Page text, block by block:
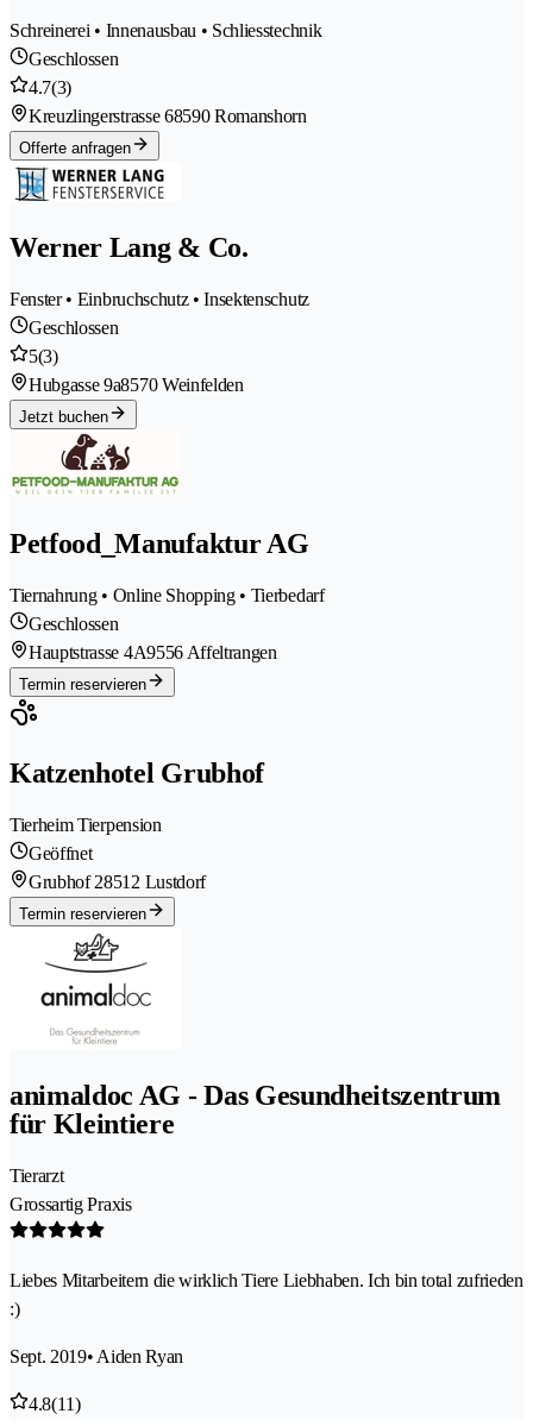
Schreinerei • Innenausbau • Schliesstechnik
Geschlossen
4.7(3)
Kreuzlingerstrasse 68590 Romanshorn
Offerte anfragen
Werner Lang & Co.
Fenster • Einbruchschutz • Insektenschutz
Geschlossen
5(3)
Hubgasse 9a8570 Weinfelden
Jetzt buchen
Petfood_Manufaktur AG
Tiernahrung • Online Shopping • Tierbedarf
Geschlossen
Hauptstrasse 4A9556 Affeltrangen
Termin reservieren
Katzenhotel Grubhof
Tierheim Tierpension
Geöffnet
Grubhof 28512 Lustdorf
Termin reservieren
animaldoc AG - Das Gesundheitszentrum
für Kleintiere
Tierarzt
Grossartig Praxis
Liebes Mitarbeitern die wirklich Tiere Liebhaben. Ich bin total zufrieden
:)
Sept. 2019• Aiden Ryan
4.8(11)